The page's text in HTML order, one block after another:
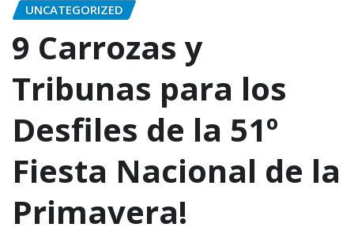
UNCATEGORIZED
9 Carrozas y
Tribunas para los
Desfiles de la 51º
Fiesta Nacional de la
Primavera!